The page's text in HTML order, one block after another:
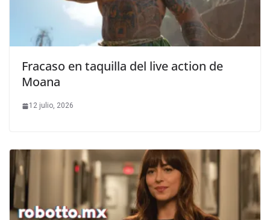
Fracaso en taquilla del live action de
Moana
12 julio, 2026